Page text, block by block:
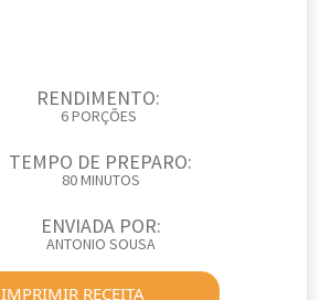
RENDIMENTO:
6 PORÇÕES
TEMPO DE PREPARO:
80 MINUTOS
ENVIADA POR:
ANTONIO SOUSA
IMPRIMIR RECEITA